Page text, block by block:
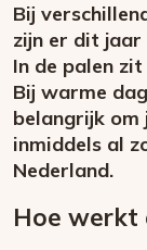
Bij
zijn er dit
In de palen
Bij warme
belangrijk om
inmiddels al
Nederland.
Hoe werkt